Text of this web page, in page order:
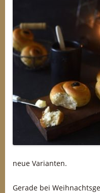
neue Varianten.
Gerade bei